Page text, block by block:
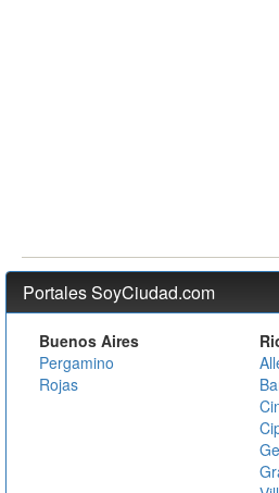
Portales SoyCiudad.com
Buenos Aires
Pergamino
Rojas